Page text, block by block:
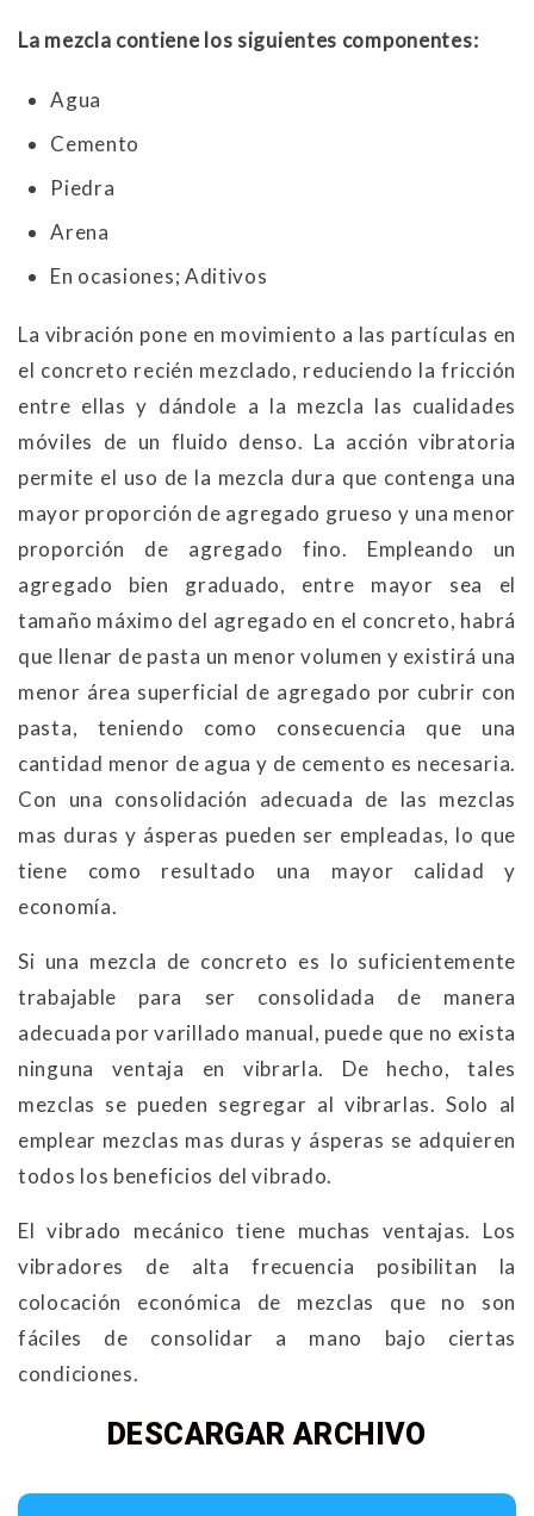
La mezcla contiene los siguientes componentes:
Agua
Cemento
Piedra
Arena
En ocasiones; Aditivos
La vibración pone en movimiento a las partículas en
el concreto recién mezclado, reduciendo la fricción
entre ellas y dándole a la mezcla las cualidades
móviles de un fluido denso. La acción vibratoria
permite el uso de la mezcla dura que contenga una
mayor proporción de agregado grueso y una menor
proporción de agregado fino. Empleando un
agregado bien graduado, entre mayor sea el
tamaño máximo del agregado en el concreto, habrá
que llenar de pasta un menor volumen y existirá una
menor área superficial de agregado por cubrir con
pasta, teniendo como consecuencia que una
cantidad menor de agua y de cemento es necesaria.
Con una consolidación adecuada de las mezclas
mas duras y ásperas pueden ser empleadas, lo que
tiene como resultado una mayor calidad y
economía.
Si una mezcla de concreto es lo suficientemente
trabajable para ser consolidada de manera
adecuada por varillado manual, puede que no exista
ninguna ventaja en vibrarla. De hecho, tales
mezclas se pueden segregar al vibrarlas. Solo al
emplear mezclas mas duras y ásperas se adquieren
todos los beneficios del vibrado.
El vibrado mecánico tiene muchas ventajas. Los
vibradores de alta frecuencia posibilitan la
colocación económica de mezclas que no son
fáciles de consolidar a mano bajo ciertas
condiciones.
DESCARGAR ARCHIVO